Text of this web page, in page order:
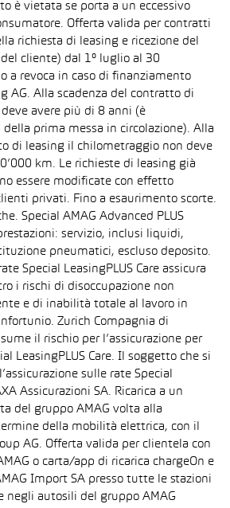
è vietata se porta a un eccessivo
Offerta valida per contratti
richiesta di leasing e ricezione del
cliente) dal 1° luglio al 30
a revoca in caso di finanziamento
AG. Alla scadenza del contratto di
avere più di 8 anni (è
prima messa in circolazione). Alla
di leasing il chilometraggio non deve
km. Le richieste di leasing già
essere modificate con effetto
privati. Fino a esaurimento scorte.
Special AMAG Advanced PLUS
servizio, inclusi liquidi,
pneumatici, escluso deposito.
Special LeasingPLUS Care assicura
i rischi di disoccupazione non
e di inabilità totale al lavoro in
Zurich Compagnia di
il rischio per l’assicurazione per
LeasingPLUS Care. Il soggetto che si
sulle rate Special
Assicurazioni SA. Ricarica a un
del gruppo AMAG volta alla
della mobilità elettrica, con il
AG. Offerta valida per clientela con
o carta/app di ricarica chargeOn e
Import SA presso tutte le stazioni
negli autosili del gruppo AMAG